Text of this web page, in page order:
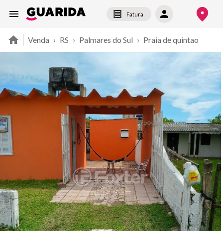
Fatura
Venda › RS › Palmares do Sul › Praia de quintao